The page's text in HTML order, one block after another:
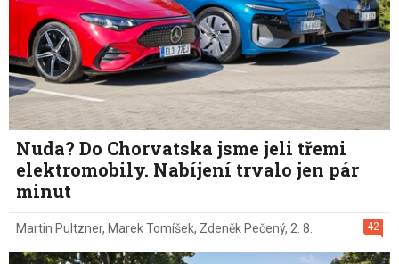
Nuda? Do Chorvatska jsme jeli třemi
elektromobily. Nabíjení trvalo jen pár
minut
42
Martin Pultzner, Marek Tomíšek, Zdeněk Pečený, 2. 8.